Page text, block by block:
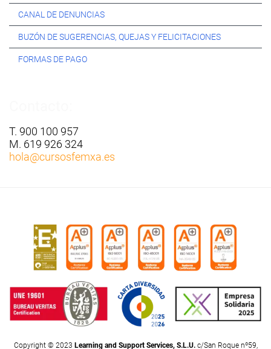
CANAL DE DENUNCIAS
BUZÓN DE SUGERENCIAS, QUEJAS Y FELICITACIONES
FORMAS DE PAGO
T. 900 100 957
M. 619 926 324
hola@cursosfemxa.es
Copyright © 2023 Learning and Support Services, S.L.U.c/San Roque nº59,